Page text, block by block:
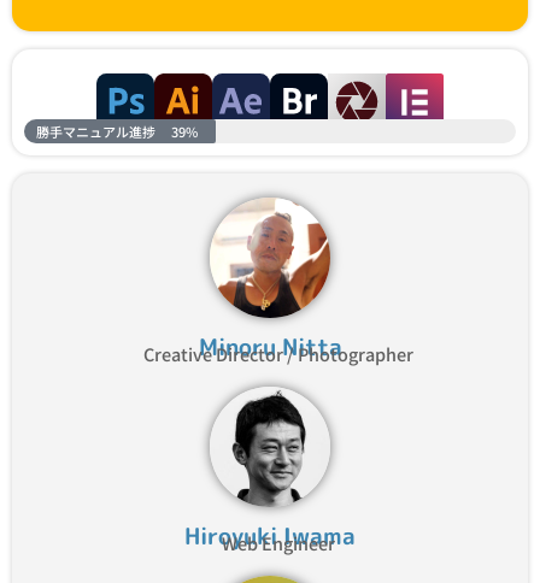
勝手マニュアル進捗 39%
Minoru Nitta
Creative Director / Photographer
Hiroyuki Iwama
Web Engineer